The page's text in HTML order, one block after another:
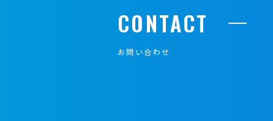
CONTACT
お問い合わせ